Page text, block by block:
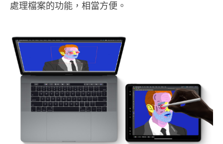
處理檔案的功能，相當方便。